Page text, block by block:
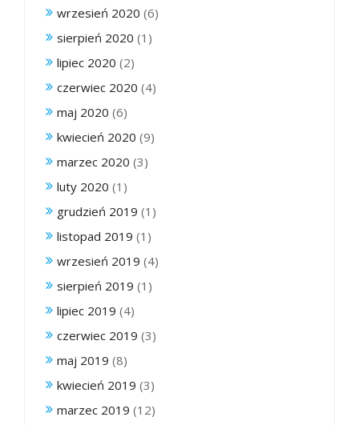
wrzesień 2020 (6)
sierpień 2020 (1)
lipiec 2020 (2)
czerwiec 2020 (4)
maj 2020 (6)
kwiecień 2020 (9)
marzec 2020 (3)
luty 2020 (1)
grudzień 2019 (1)
listopad 2019 (1)
wrzesień 2019 (4)
sierpień 2019 (1)
lipiec 2019 (4)
czerwiec 2019 (3)
maj 2019 (8)
kwiecień 2019 (3)
marzec 2019 (12)